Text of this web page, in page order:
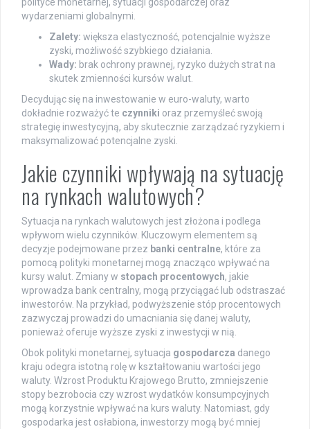
polityce monetarnej, sytuacji gospodarczej oraz
wydarzeniami globalnymi.
Zalety: większa elastyczność, potencjalnie wyższe
zyski, możliwość szybkiego działania.
Wady: brak ochrony prawnej, ryzyko dużych strat na
skutek zmienności kursów walut.
Decydując się na inwestowanie w euro-waluty, warto
dokładnie rozważyć te czynniki oraz przemyśleć swoją
strategię inwestycyjną, aby skutecznie zarządzać ryzykiem i
maksymalizować potencjalne zyski.
Jakie czynniki wpływają na sytuację
na rynkach walutowych?
Sytuacja na rynkach walutowych jest złożona i podlega
wpływom wielu czynników. Kluczowym elementem są
decyzje podejmowane przez banki centralne, które za
pomocą polityki monetarnej mogą znacząco wpływać na
kursy walut. Zmiany w stopach procentowych, jakie
wprowadza bank centralny, mogą przyciągać lub odstraszać
inwestorów. Na przykład, podwyższenie stóp procentowych
zazwyczaj prowadzi do umacniania się danej waluty,
ponieważ oferuje wyższe zyski z inwestycji w nią.
Obok polityki monetarnej, sytuacja gospodarcza danego
kraju odegra istotną rolę w kształtowaniu wartości jego
waluty. Wzrost Produktu Krajowego Brutto, zmniejszenie
stopy bezrobocia czy wzrost wydatków konsumpcyjnych
mogą korzystnie wpływać na kurs waluty. Natomiast, gdy
gospodarka jest osłabiona, inwestorzy mogą być mniej